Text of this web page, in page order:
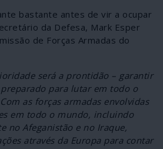
bastante antes de vir a ocupar
da Defesa, Mark Esper
de Forças Armadas do
será a prontidão – garantir
para lutar em todo o
as forças armadas envolvidas
em todo o mundo, incluindo
no Afeganistão e no Iraque,
através da Europa para contar